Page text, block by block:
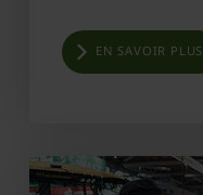
EN SAVOIR PLUS